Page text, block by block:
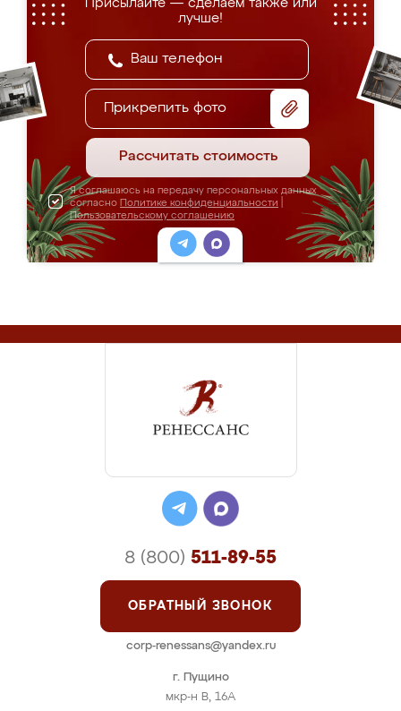
Присылайте — сделаем также или
лучше!
Прикрепить фото
Рассчитать стоимость
Я соглашаюсь на передачу персональных данных
согласно Политике конфиденциальности
Пользовательскому соглашению
г. Пущино
мкр-н В, 16А
8 (800) 511-89-55
ОБРАТНЫЙ ЗВОНОК
corp-renessans@yandex.ru